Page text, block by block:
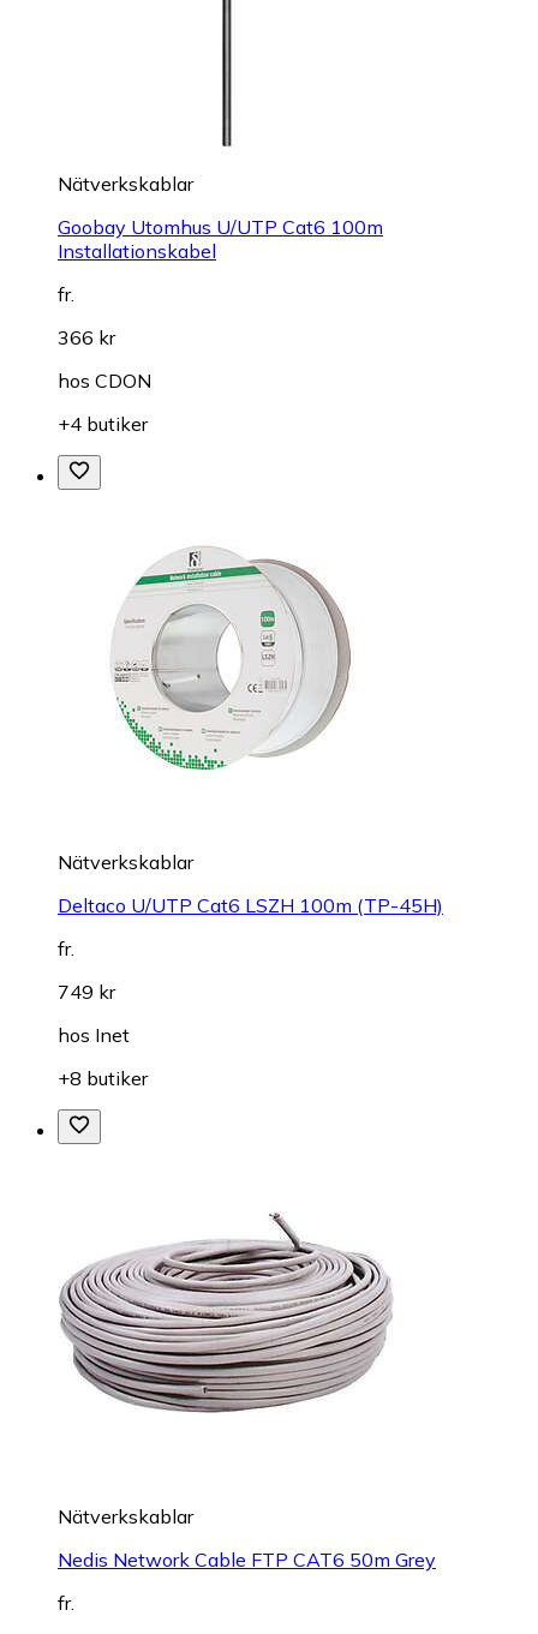
Nätverkskablar
Goobay Utomhus U/UTP Cat6 100m
Installationskabel
fr.
366 kr
hos CDON
+4 butiker
Nätverkskablar
Deltaco U/UTP Cat6 LSZH 100m (TP-45H)
fr.
749 kr
hos Inet
+8 butiker
Nätverkskablar
Nedis Network Cable FTP CAT6 50m Grey
fr.